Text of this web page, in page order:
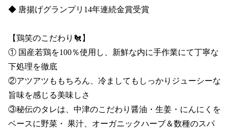
◆ 唐揚げグランプリ14年連続金賞受賞
【鶏笑のこだわり🐔】
① 国産若鶏を100％使用し、新鮮な内に手作業にて丁寧な
下処理を徹底
②アツアツももちろん、冷ましてもしっかりジューシーな
旨味を感じる美味しさ
③秘伝のタレは、中津のこだわり醤油・生姜・にんにくを
ベースに野菜・ 果汁、オーガニックハーブ＆数種のスパ